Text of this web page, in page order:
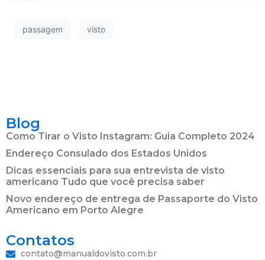
passagem visto
Blog
Como Tirar o Visto Instagram: Guia Completo 2024
Endereço Consulado dos Estados Unidos
Dicas essenciais para sua entrevista de visto
americano Tudo que você precisa saber
Novo endereço de entrega de Passaporte do Visto
Americano em Porto Alegre
Contatos
contato@manualdovisto.com.br